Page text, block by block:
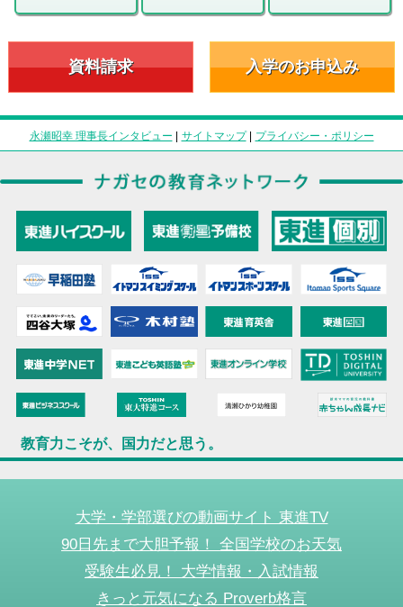
資料請求 入学のお申込み
永瀬昭幸 理事長インタビュー | サイトマップ| プライバシー・ポリシー
教育力こそが、国力だと思う。
大学・学部選びの動画サイト 東進TV
90日先まで大胆予報！ 全国学校のお天気
受験生必見！ 大学情報・入試情報
きっと元気になる Proverb格言